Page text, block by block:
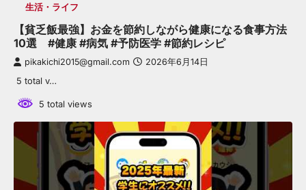
生活・ライフ
【貧乏飯最強】お金を節約しながら健康になる食事方法
10選 #健康 #病気 #予防医学 #節約レシピ
pikakichi2015@gmail.com 2026年6月14日
5 total v…
5 total views